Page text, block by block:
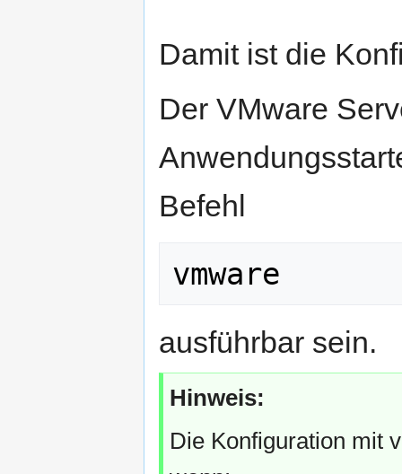
Damit ist die
Der VMware
Befehl
vmware
ausführbar sein.
Hinweis:
Die Konfiguration mit